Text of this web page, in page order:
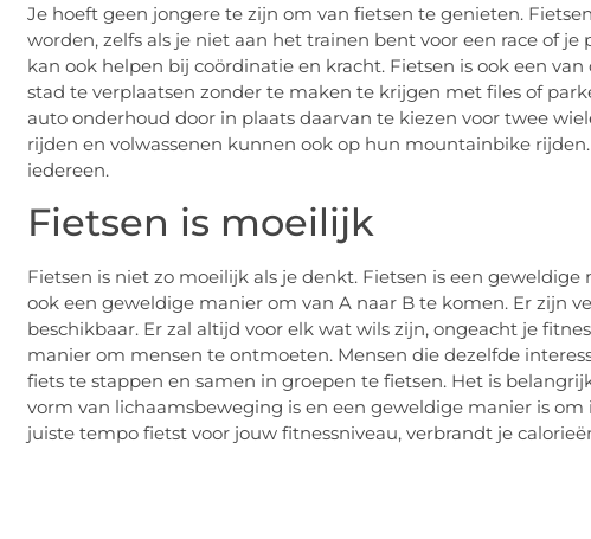
Je hoeft geen jongere te zijn om van fietsen te genieten.
worden, zelfs als je niet aan het trainen bent voor een race of
kan ook helpen bij coördinatie en kracht. Fietsen is ook een
stad te verplaatsen zonder te maken te krijgen met files of
auto onderhoud door in plaats daarvan te kiezen voor twee
rijden en volwassenen kunnen ook op hun mountainbike
iedereen.
Fietsen is moeilijk
Fietsen is niet zo moeilijk als je denkt. Fietsen is een
ook een geweldige manier om van A naar B te komen. Er zijn
beschikbaar. Er zal altijd voor elk wat wils zijn, ongeacht je
manier om mensen te ontmoeten. Mensen die dezelfde
fiets te stappen en samen in groepen te fietsen. Het is
vorm van lichaamsbeweging is en een geweldige manier is
juiste tempo fietst voor jouw fitnessniveau, verbrandt je